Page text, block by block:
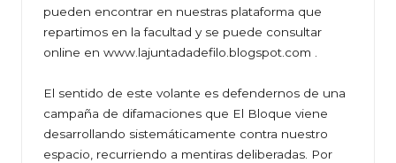
pueden encontrar en nuestras plataforma que
repartimos en la facultad y se puede consultar
online en www.lajuntadadefilo.blogspot.com
El sentido de este volante es defendernos de una
campaña de difamaciones que El Bloque viene
desarrollando sistemáticamente contra nuestro
espacio, recurriendo a mentiras deliberadas. Por